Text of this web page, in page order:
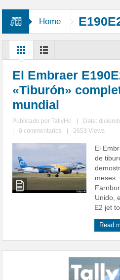
Home
El Embraer
«Tiburón»
mundial
Publicado porTallyHo
Date:
0 commentarios 2653 Views
El
de
meses.
Unido,
E2 jet
Read